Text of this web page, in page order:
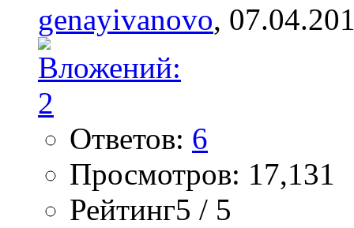
genayivanovo,
Ответов: 6
Просмотров: 17,131
Рейтинг5 / 5